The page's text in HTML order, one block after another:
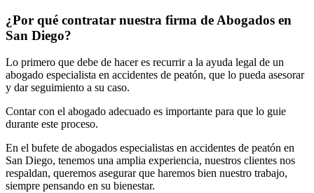
¿Por qué contratar nuestra firma de Abogados en
San Diego?
Lo primero que debe de hacer es recurrir a la ayuda legal de un
abogado especialista en accidentes de peatón, que lo pueda asesorar
y dar seguimiento a su caso.
Contar con el abogado adecuado es importante para que lo guie
durante este proceso.
En el bufete de abogados especialistas en accidentes de peatón en
San Diego, tenemos una amplia experiencia, nuestros clientes nos
respaldan, queremos asegurar que haremos bien nuestro trabajo,
siempre pensando en su bienestar.